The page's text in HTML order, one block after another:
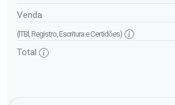
Venda
(ITBI, Registro, Escritura e Certidões)
Total